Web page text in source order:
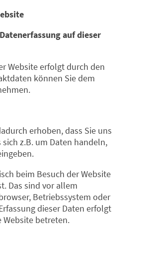
auf dieser
Website erfolgt durch den
können Sie dem
erhoben, dass Sie uns
z.B. um Daten handeln,
beim Besuch der Website
Das sind vor allem
Betriebssystem oder
dieser Daten erfolgt
Website betreten.